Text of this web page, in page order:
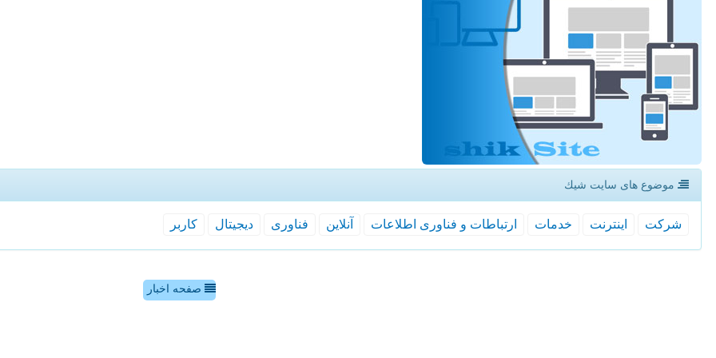
موضوع های سایت شیك
شركت اینترنت خدمات ارتباطات و فناوری اطلاعات آنلاین فناوری دیجیتال كاربر
صفحه اخبار